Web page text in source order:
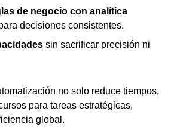
de negocio con analítica
decisiones consistentes.
sin sacrificar precisión ni
no solo reduce tiempos,
para tareas estratégicas,
global.